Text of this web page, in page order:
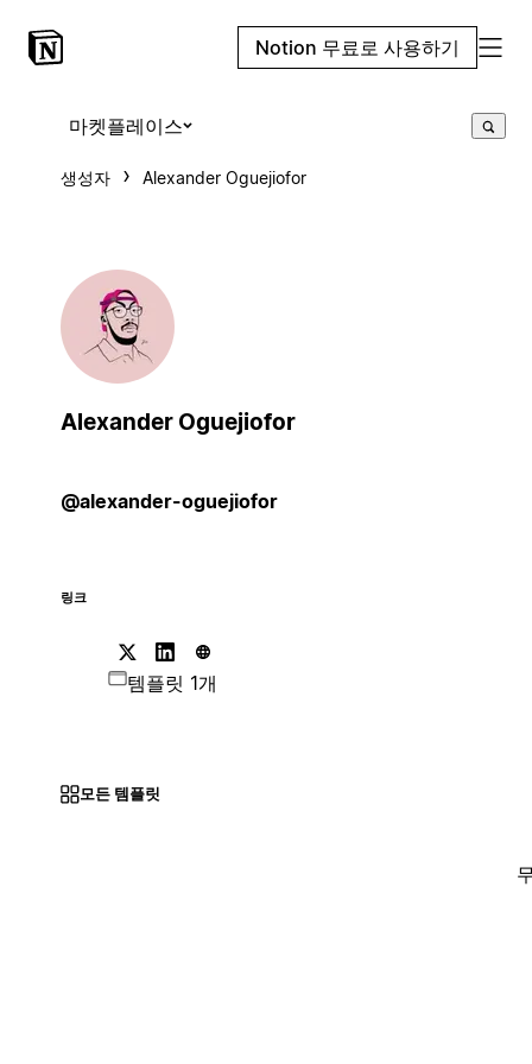
Notion 무료로 사용하기
마켓플레이스
생성자 Alexander Oguejiofor
Alexander Oguejiofor
@alexander-oguejiofor
링크
템플릿 1개
모든 템플릿